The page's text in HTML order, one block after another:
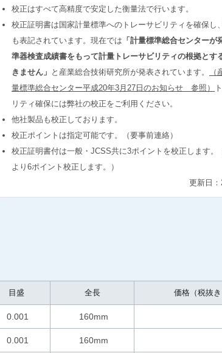
校正はすべて高精度で安定した衡量法で行います。
校正証明書は国家計量標準へのトレーサビリティを確保し
も表記されています。現在では 「計量標準総合センターが
準器検査成績書をもって計量トレーサビリティの根拠とす
きません」 と産業総合技術研究所が発表されています。
量標準総合センター平成20年3月27日のお知らせ 参照）
リティ確保には弊社の校正をご利用ください。
他社製品も校正しております。
校正ポイントは指定可能です。（要事前連絡）
校正証明書付は一般・JCSS共に3ポイントを校正します。
より6ポイント校正します。）
更新日
目盛 全長 価格（税抜き
0.001 160mm
0.001 160mm